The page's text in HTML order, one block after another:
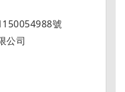
號
公司